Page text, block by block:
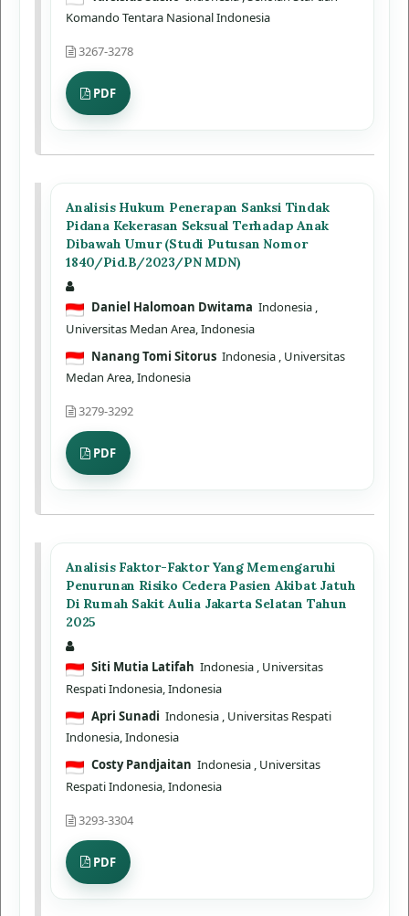
Komando Tentara Nasional Indonesia
3267-3278
PDF
Analisis Hukum Penerapan Sanksi Tindak
Pidana Kekerasan Seksual Terhadap Anak
Dibawah Umur (Studi Putusan Nomor
1840/Pid.B/2023/PN MDN)
Daniel Halomoan Dwitama Indonesia ,
Universitas Medan Area, Indonesia
Nanang Tomi Sitorus Indonesia , Universitas
Medan Area, Indonesia
3279-3292
PDF
Analisis Faktor-Faktor Yang Memengaruhi
Penurunan Risiko Cedera Pasien Akibat Jatuh
Di Rumah Sakit Aulia Jakarta Selatan Tahun
2025
Siti Mutia Latifah Indonesia , Universitas
Respati Indonesia, Indonesia
Apri Sunadi Indonesia , Universitas Respati
Indonesia, Indonesia
Costy Pandjaitan Indonesia , Universitas
Respati Indonesia, Indonesia
3293-3304
PDF